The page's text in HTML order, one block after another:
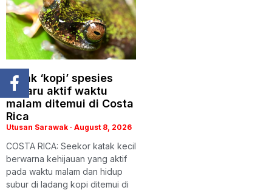
Katak ‘kopi’ spesies
baharu aktif waktu
malam ditemui di Costa
Rica
Utusan Sarawak August 8, 2026
COSTA RICA: Seekor katak kecil
berwarna kehijauan yang aktif
pada waktu malam dan hidup
subur di ladang kopi ditemui di